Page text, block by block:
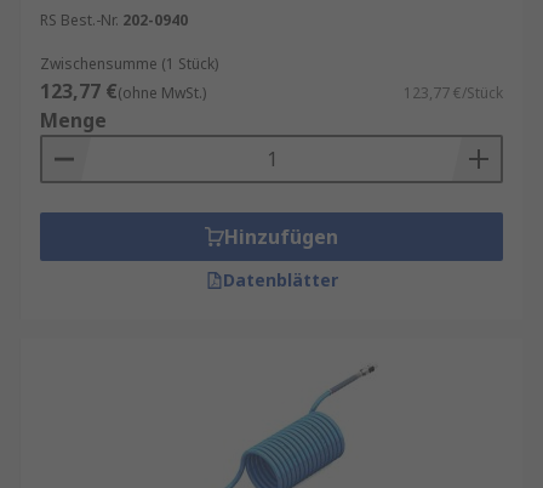
auf folgende Punkte achten:
Innendurchmesser und Länge
bestimmen den Luftdurchfluss und die
Reichweite.
Materialqualität
: PU-Schläuche sind
hohe Druckfestigkeit.
Anschlüsse: Achten Sie auf kompatible
Kupplungen und Gewindegrößen.
erforderlichen Druck sicher aushalten
RS Best.-Nr. 202-0940
Zwischensumme (1 Stück)
123,77 €(ohne MwSt.) 123,77 €/Stück
Menge
Hinzufügen
Datenblätter